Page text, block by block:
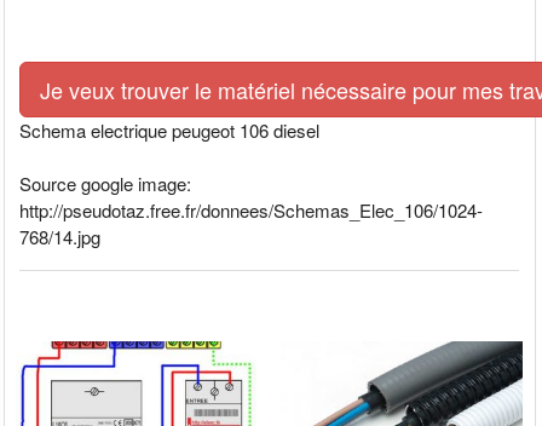
Je veux trouver le matériel nécessaire pour mes
Schema electrique peugeot 106 diesel
Source google image:
http://pseudotaz.free.fr/donnees/Schemas_Elec_106/1024-
768/14.jpg